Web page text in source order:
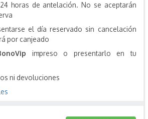
horas de antelación. No se aceptarán
el día reservado sin cancelación
por canjeado
impreso o presentarlo en tu
ni devoluciones